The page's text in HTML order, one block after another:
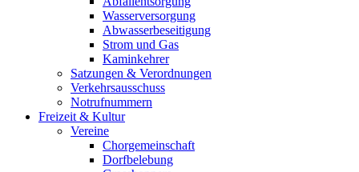
Wasserversorgung
Abwasserbeseitigung
Strom und Gas
Kaminkehrer
Satzungen & Verordnungen
Verkehrsausschuss
Notrufnummern
Freizeit & Kultur
Vereine
Chorgemeinschaft
Dorfbelebung